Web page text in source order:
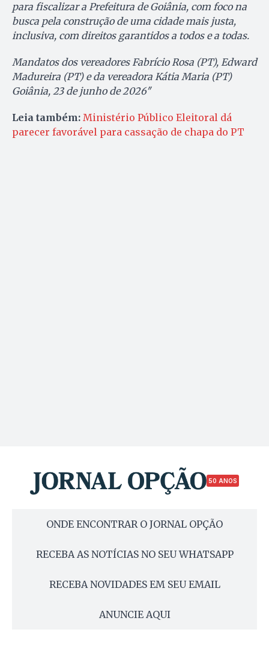
para fiscalizar a Prefeitura de Goiânia, com foco na
busca pela construção de uma cidade mais justa,
inclusiva, com direitos garantidos a todos e a todas.
Mandatos dos vereadores Fabrício Rosa (PT), Edward
Madureira (PT) e da vereadora Kátia Maria (PT)
Goiânia, 23 de junho de 2026″
Leia também: Ministério Público Eleitoral dá
parecer favorável para cassação de chapa do PT
50 ANOS
ONDE ENCONTRAR O JORNAL OPÇÃO
RECEBA AS NOTÍCIAS NO SEU WHATSAPP
RECEBA NOVIDADES EM SEU EMAIL
ANUNCIE AQUI